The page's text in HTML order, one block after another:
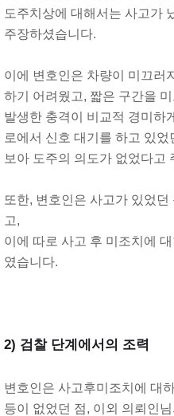
도주치상에 대해서는 사고가
주장하셨습니다.
이에 변호인은 차량이 미끄러
하기 어려웠고, 짧은 구간을
발생한 충격이 비교적 경미하
로에서 신호 대기를 하고 있었
보아 도주의 의도가 없었다고
또한, 변호인은 사고가 있었
고,
이에 따로 사고 후 미조치에
였습니다.
2) 검찰 단계에서의 조력
변호인은 사고후미조치에 대
등이 없었던 점, 이외 의뢰인